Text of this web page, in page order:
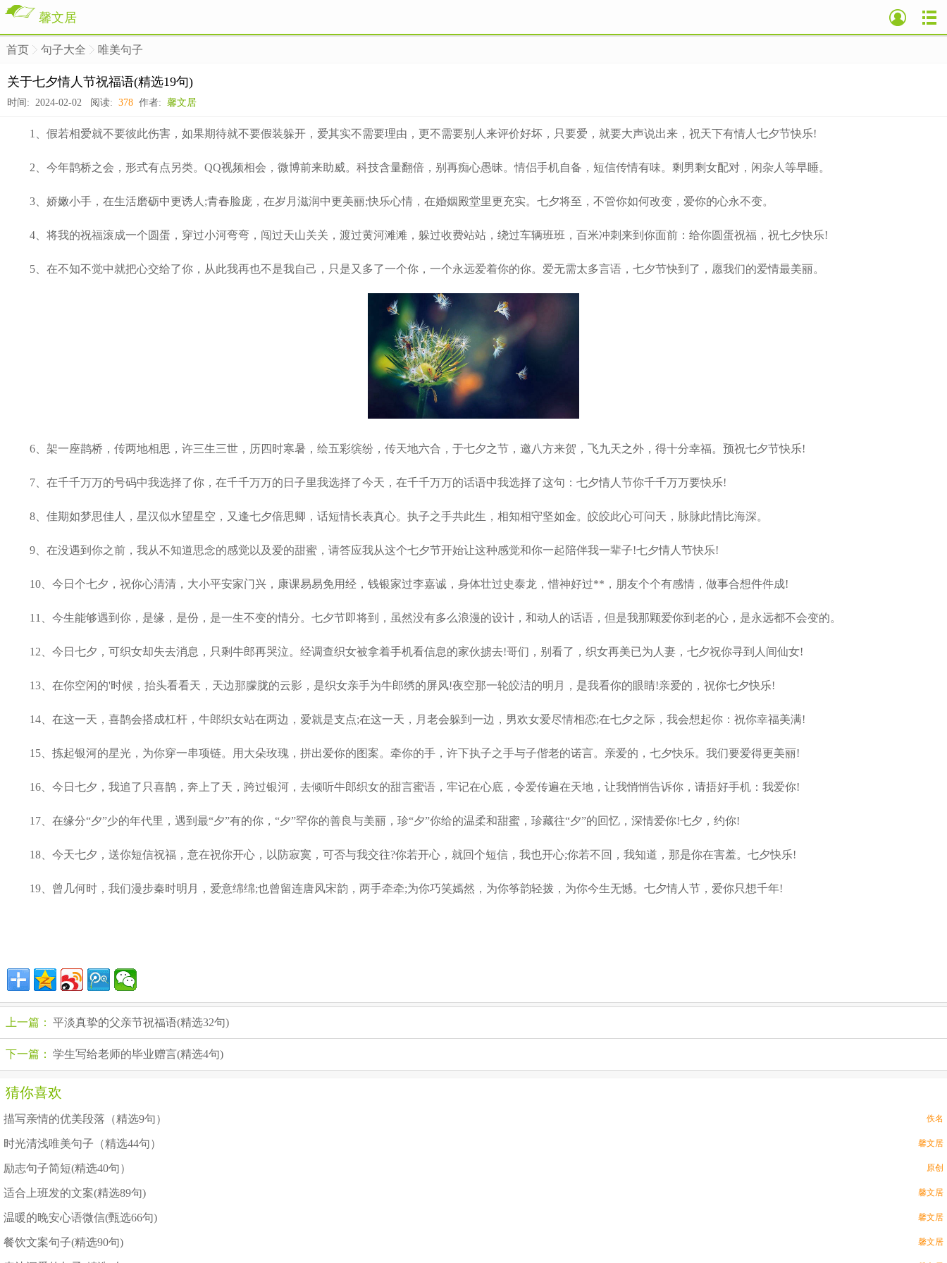
馨文居
首页 句子大全 唯美句子
关于七夕情人节祝福语(精选19句)
时间: 2024-02-02 阅读: 378 作者: 馨文居
1、假若相爱就不要彼此伤害，如果期待就不要假装躲开，爱其实不需要理由，更不需要别人来评价好坏，只要爱，就要大声说出来，祝天下有情人七夕节快乐!
2、今年鹊桥之会，形式有点另类。QQ视频相会，微博前来助威。科技含量翻倍，别再痴心愚昧。情侣手机自备，短信传情有味。剩男剩女配对，闲杂人等早睡。
3、娇嫩小手，在生活磨砺中更诱人;青春脸庞，在岁月滋润中更美丽;快乐心情，在婚姻殿堂里更充实。七夕将至，不管你如何改变，爱你的心永不变。
4、将我的祝福滚成一个圆蛋，穿过小河弯弯，闯过天山关关，渡过黄河滩滩，躲过收费站站，绕过车辆班班，百米冲刺来到你面前：给你圆蛋祝福，祝七夕快乐!
5、在不知不觉中就把心交给了你，从此我再也不是我自己，只是又多了一个你，一个永远爱着你的你。爱无需太多言语，七夕节快到了，愿我们的爱情最美丽。
6、架一座鹊桥，传两地相思，许三生三世，历四时寒暑，绘五彩缤纷，传天地六合，于七夕之节，邀八方来贺，飞九天之外，得十分幸福。预祝七夕节快乐!
7、在千千万万的号码中我选择了你，在千千万万的日子里我选择了今天，在千千万万的话语中我选择了这句：七夕情人节你千千万万要快乐!
8、佳期如梦思佳人，星汉似水望星空，又逢七夕倍思卿，话短情长表真心。执子之手共此生，相知相守坚如金。皎皎此心可问天，脉脉此情比海深。
9、在没遇到你之前，我从不知道思念的感觉以及爱的甜蜜，请答应我从这个七夕节开始让这种感觉和你一起陪伴我一辈子!七夕情人节快乐!
10、今日个七夕，祝你心清清，大小平安家门兴，康课易易免用经，钱银家过李嘉诚，身体壮过史泰龙，惜神好过**，朋友个个有感情，做事合想件件成!
11、今生能够遇到你，是缘，是份，是一生不变的情分。七夕节即将到，虽然没有多么浪漫的设计，和动人的话语，但是我那颗爱你到老的心，是永远都不会变的。
12、今日七夕，可织女却失去消息，只剩牛郎再哭泣。经调查织女被拿着手机看信息的家伙掳去!哥们，别看了，织女再美已为人妻，七夕祝你寻到人间仙女!
13、在你空闲的'时候，抬头看看天，天边那朦胧的云影，是织女亲手为牛郎绣的屏风!夜空那一轮皎洁的明月，是我看你的眼睛!亲爱的，祝你七夕快乐!
14、在这一天，喜鹊会搭成杠杆，牛郎织女站在两边，爱就是支点;在这一天，月老会躲到一边，男欢女爱尽情相恋;在七夕之际，我会想起你：祝你幸福美满!
15、拣起银河的星光，为你穿一串项链。用大朵玫瑰，拼出爱你的图案。牵你的手，许下执子之手与子偕老的诺言。亲爱的，七夕快乐。我们要爱得更美丽!
16、今日七夕，我追了只喜鹊，奔上了天，跨过银河，去倾听牛郎织女的甜言蜜语，牢记在心底，令爱传遍在天地，让我悄悄告诉你，请捂好手机：我爱你!
17、在缘分“夕”少的年代里，遇到最“夕”有的你，“夕”罕你的善良与美丽，珍“夕”你给的温柔和甜蜜，珍藏往“夕”的回忆，深情爱你!七夕，约你!
18、今天七夕，送你短信祝福，意在祝你开心，以防寂寞，可否与我交往?你若开心，就回个短信，我也开心;你若不回，我知道，那是你在害羞。七夕快乐!
19、曾几何时，我们漫步秦时明月，爱意绵绵;也曾留连唐风宋韵，两手牵牵;为你巧笑嫣然，为你筝韵轻拨，为你今生无憾。七夕情人节，爱你只想千年!
上一篇： 平淡真挚的父亲节祝福语(精选32句)
下一篇： 学生写给老师的毕业赠言(精选4句)
猜你喜欢
描写亲情的优美段落（精选9句） 佚名
时光清浅唯美句子（精选44句） 馨文居
励志句子简短(精选40句） 原创
适合上班发的文案(精选89句) 馨文居
温暖的晚安心语微信(甄选66句) 馨文居
餐饮文案句子(精选90句) 馨文居